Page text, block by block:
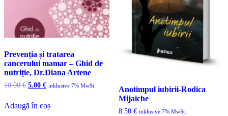
Prevenția și tratarea
cancerului mamar – Ghid de
nutriție, Dr.Diana Artene
10.00€ Prețul
a
fost:
5.00 €Prețul
5.00 €.
inklusive 7% MwSt.
Adaugă în coș
Anotimpul iubirii-Rodica
Mijaiche
8.50 € inklusive 7% MwSt.